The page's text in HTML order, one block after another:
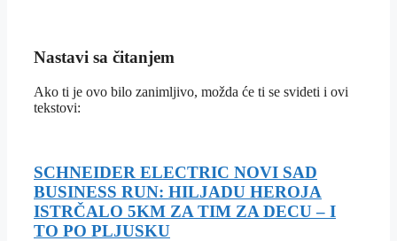
Nastavi sa čitanjem
Ako ti je ovo bilo zanimljivo, možda će ti se svideti i ovi
tekstovi:
SCHNEIDER ELECTRIC NOVI SAD
BUSINESS RUN: HILJADU HEROJA
ISTRČALO 5KM ZA TIM ZA DECU – I
TO PO PLJUSKU